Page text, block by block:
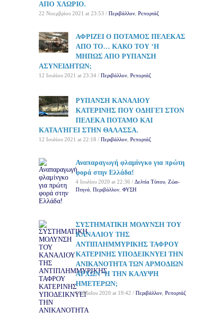
ΑΠΟ ΧΛΩΡΙΟ.
22 Νοεμβρίου 2021 at 23:53 / Περιβάλλον Ρεπορτάζ
ΑΦΡΙΖΕΙ Ο ΠΟΤΑΜΟΣ ΠΕΛΕΚΑΣ
ΑΠΟ ΤΟ… ΚΑΚΟ ΤΟΥ ‘Η
ΜΗΠΩΣ ΑΠΟ ΡΥΠΑΝΣΗ
ΑΣΥΝΕΙΔΗΤΩΝ;
12 Ιουλίου 2021 at 23:34 / Περιβάλλον Ρεπορτάζ
ΡΥΠΑΝΣΗ ΚΑΝΑΛΙΟΥ
ΚΑΤΕΡΙΝΗΣ ΠΟΥ ΟΔΗΓΕΊ ΣΤΟΝ
ΠΕΛΕΚΑ ΠΟΤΑΜΟ ΚΑΙ
ΚΑΤΑΛΉΓΕΙ ΣΤΗΝ ΘΑΛΑΣΣΑ.
12 Ιουλίου 2021 at 22:18 / Περιβάλλον Ρεπορτάζ
Αναπαραγωγή φλαμίνγκο για πρώτη
φορά στην Ελλάδα!
4 Ιουλίου 2020 at 22:36 / Δελτία Τύπου Ζώα-
Πτηνά Περιβάλλον ΦΥΣΗ
ΣΥΣΤΗΜΑΤΙΚΗ ΜΟΛΥΝΣΗ ΤΟΥ
ΚΑΝΑΛΙΟΥ ΤΗΣ
ΑΝΤΙΠΛΗΜΜΥΡΙΚΗΣ ΤΑΦΡΟΥ
ΚΑΤΕΡΙΝΗΣ ΥΠΟΔΕΙΚΝΥΕΙ ΤΗΝ
ΑΝΙΚΑΝΟΤΗΤΑ ΤΩΝ ΑΡΜΟΔΙΩΝ
ΑΡΧΩΝ ‘Η ΤΗΝ ΚΑΛΥΨΗ
ΗΜΕΤΕΡΩΝ;
11 Μαΐου 2020 at 19:42 / Περιβάλλον Ρεπορτάζ